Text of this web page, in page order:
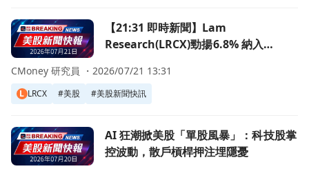
前往【21:31 即時新聞】Lam Research(LRCX)勁揚6.8% 納
【21:31 即時新聞】Lam
Research(LRCX)勁揚6.8% 納入
L LRCX #美股 #美股新聞快訊
CMoney 研究員 ・ 2026/07/21 13:31
前往AI 狂潮掀美股「單股風暴」：科技股掌控波動，散戶槓
AI 狂潮掀美股「單股風暴」：科技股掌
控波動，散戶槓桿押注埋隱憂